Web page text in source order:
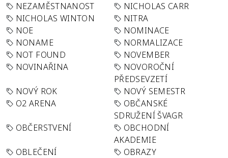
NEZAMĚSTNANOST
NICHOLAS CARR
NICHOLAS WINTON
NITRA
NOE
NOMINACE
NONAME
NORMALIZACE
NOT FOUND
NOVEMBER
NOVINAŘINA
NOVOROČNÍ
PŘEDSEVZETÍ
NOVÝ ROK
NOVÝ SEMESTR
O2 ARENA
OBČANSKÉ
SDRUŽENÍ ŠVAGR
OBČERSTVENÍ
OBCHODNÍ
AKADEMIE
OBLEČENÍ
OBRAZY